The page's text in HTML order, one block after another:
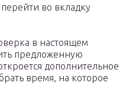
во вкладку
в настоящем
предложенную
дополнительное
время, на которое